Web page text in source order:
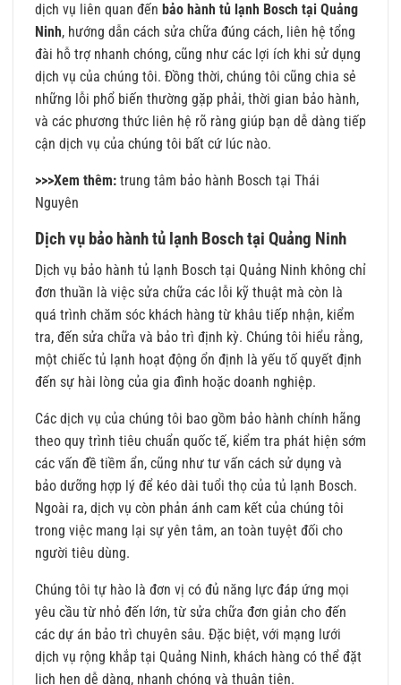
dịch vụ liên quan đến bảo hành tủ lạnh Bosch tại Quảng
Ninh, hướng dẫn cách sửa chữa đúng cách, liên hệ tổng
đài hỗ trợ nhanh chóng, cũng như các lợi ích khi sử dụng
dịch vụ của chúng tôi. Đồng thời, chúng tôi cũng chia sẻ
những lỗi phổ biến thường gặp phải, thời gian bảo hành,
và các phương thức liên hệ rõ ràng giúp bạn dễ dàng tiếp
cận dịch vụ của chúng tôi bất cứ lúc nào.
>>>Xem thêm: trung tâm bảo hành Bosch tại Thái
Nguyên
Dịch vụ bảo hành tủ lạnh Bosch tại Quảng Ninh
Dịch vụ bảo hành tủ lạnh Bosch tại Quảng Ninh không chỉ
đơn thuần là việc sửa chữa các lỗi kỹ thuật mà còn là
quá trình chăm sóc khách hàng từ khâu tiếp nhận, kiểm
tra, đến sửa chữa và bảo trì định kỳ. Chúng tôi hiểu rằng,
một chiếc tủ lạnh hoạt động ổn định là yếu tố quyết định
đến sự hài lòng của gia đình hoặc doanh nghiệp.
Các dịch vụ của chúng tôi bao gồm bảo hành chính hãng
theo quy trình tiêu chuẩn quốc tế, kiểm tra phát hiện sớm
các vấn đề tiềm ẩn, cũng như tư vấn cách sử dụng và
bảo dưỡng hợp lý để kéo dài tuổi thọ của tủ lạnh Bosch.
Ngoài ra, dịch vụ còn phản ánh cam kết của chúng tôi
trong việc mang lại sự yên tâm, an toàn tuyệt đối cho
người tiêu dùng.
Chúng tôi tự hào là đơn vị có đủ năng lực đáp ứng mọi
yêu cầu từ nhỏ đến lớn, từ sửa chữa đơn giản cho đến
các dự án bảo trì chuyên sâu. Đặc biệt, với mạng lưới
dịch vụ rộng khắp tại Quảng Ninh, khách hàng có thể đặt
lịch hẹn dễ dàng, nhanh chóng và thuận tiện.